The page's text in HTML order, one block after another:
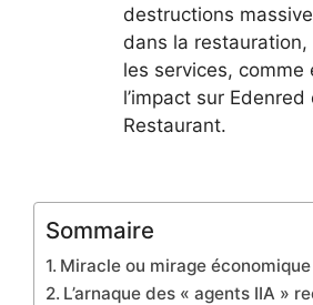
destructions
dans la
les services, comme
l’impact sur
Restaurant.
Sommaire
Miracle ou mirage économique
L’arnaque des « agents IIA »